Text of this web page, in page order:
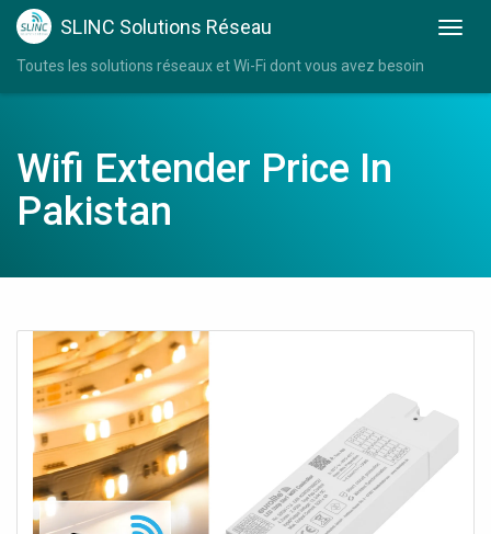
SLINC Solutions Réseau
Toutes les solutions réseaux et Wi-Fi dont vous avez besoin
Wifi Extender Price In
Pakistan